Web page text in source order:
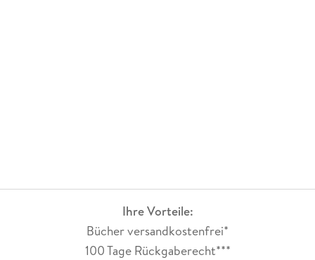
Ihre Vorteile:
Bücher versandkostenfrei*
100 Tage Rückgaberecht***